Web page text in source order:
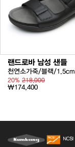
랜드로바 남성 샌들
천연소가죽/블랙/1.5cm
20% 218,000
₩174,400